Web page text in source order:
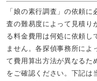
「娘の素行調査」の依頼
査の難易度によって見積り
る料金費用は何処に依頼し
ません。各探偵事務所によ
て費用算出方法が異なるた
をご確認ください。下記は